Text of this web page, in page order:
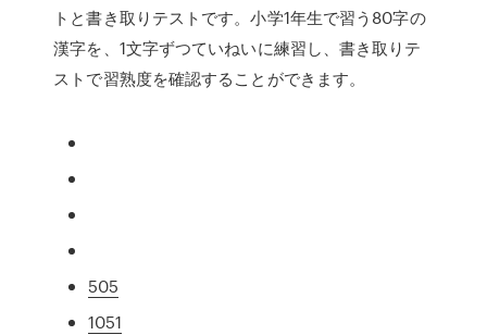
トと書き取りテストです。小学1年生で習う80字の
漢字を、1文字ずつていねいに練習し、書き取りテ
ストで習熟度を確認することができます。
505
1051